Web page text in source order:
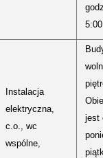
Instalacja
elektryczna,
c.o., wc
wspólne,
jest